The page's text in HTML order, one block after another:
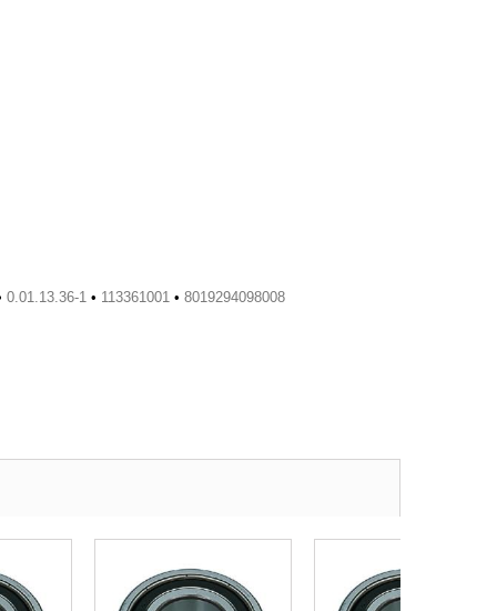
0.01.13.36-1 • 113361001 • 8019294098008